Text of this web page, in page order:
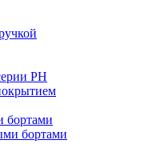
PH
бортами
бортами